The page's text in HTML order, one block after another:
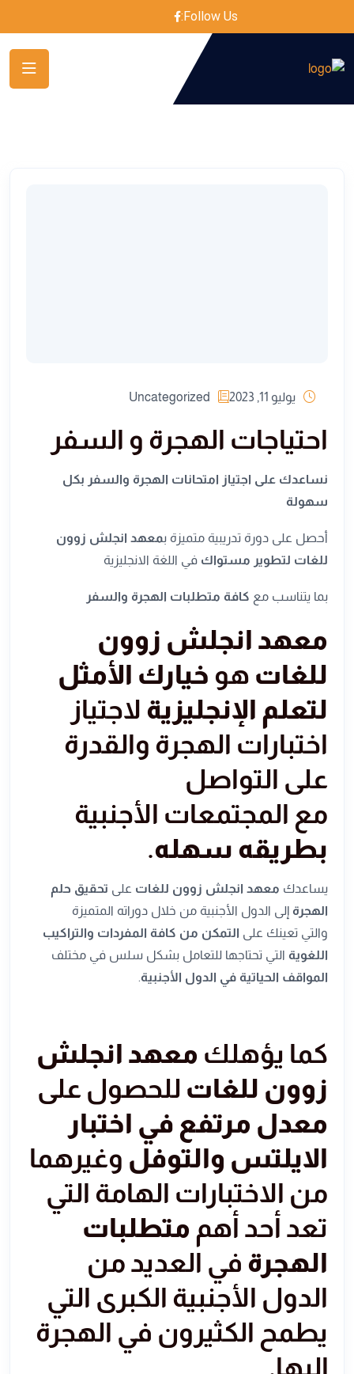
Follow Us:
يوليو 11, 2023 Uncategorized
احتياجات الهجرة و السفر
نساعدك على اجتياز امتحانات الهجرة والسفر بكل
سهولة
أحصل على دورة تدريبية متميزة بمعهد انجلش زوون
للغات لتطوير مستواك في اللغة الانجليزية
بما يتناسب مع كافة متطلبات الهجرة والسفر
معهد انجلش زوون
للغات هو خيارك الأمثل
لتعلم الإنجليزية لاجتياز
اختبارات الهجرة والقدرة
على التواصل
مع المجتمعات الأجنبية
بطريقه سهله.
يساعدك معهد انجلش زوون للغات على تحقيق حلم
الهجرة إلى الدول الأجنبية من خلال دوراته المتميزة
والتي تعينك على التمكن من كافة المفردات والتراكيب
اللغوية التي تحتاجها للتعامل بشكل سلس في مختلف
المواقف الحياتية في الدول الأجنبية.
كما يؤهلك معهد انجلش
زوون للغات للحصول على
معدل مرتفع في اختبار
الايلتس والتوفل وغيرهما
من الاختبارات الهامة التي
تعد أحد أهم متطلبات
الهجرة في العديد من
الدول الأجنبية الكبرى التي
يطمح الكثيرون في الهجرة
إليها.